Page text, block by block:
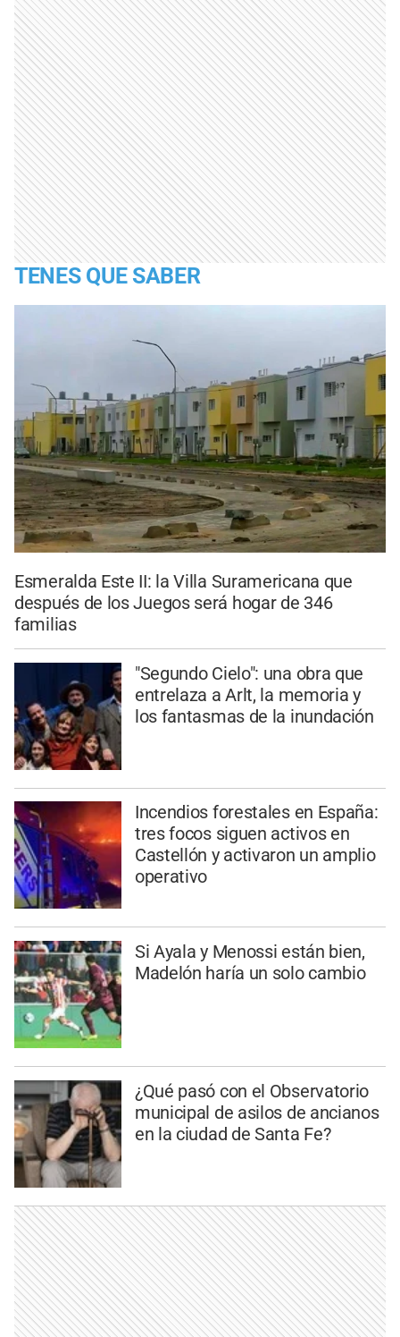
TENES QUE SABER
Esmeralda Este II: la Villa Suramericana que
después de los Juegos será hogar de 346
familias
"Segundo Cielo": una obra que
entrelaza a Arlt, la memoria y
los fantasmas de la inundación
Incendios forestales en España:
tres focos siguen activos en
Castellón y activaron un amplio
operativo
Si Ayala y Menossi están bien,
Madelón haría un solo cambio
¿Qué pasó con el Observatorio
municipal de asilos de ancianos
en la ciudad de Santa Fe?